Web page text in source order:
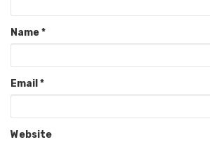
Name*
Email *
Website